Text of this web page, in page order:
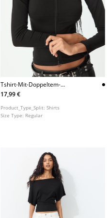
Tshirt-Mit-Doppeltem-
Reiverschluss
17,99 €
Product_Type_Split:Shirts
Size Type: Regular